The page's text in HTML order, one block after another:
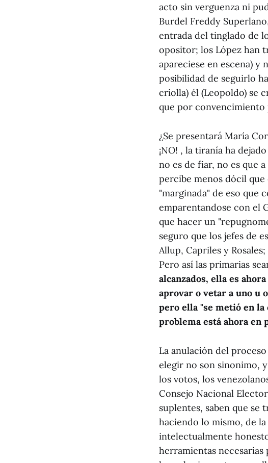
acto sin verguenza ni
Burdel Freddy
entrada del tinglado de
opositor; los López han
apareciese en escena) y
posibilidad de seguirlo
criolla) él (Leopoldo) se
que por convencimiento
¿Se presentará María
¡NO! , la tiranía ha
no es de fiar, no es que
percibe menos dócil
"marginada" de eso que
emparentandose con el
que hacer un
seguro que los jefes de
Allup, Capriles y
Pero así las primarias
alcanzados, ella es
aprovar o vetar a uno u
pero ella "se metió en la
problema está ahora
La anulación del
elegir no son sinonimo,
los votos, los
Consejo Nacional
suplentes, saben que
haciendo lo mismo, de
intelectualmente
herramientas